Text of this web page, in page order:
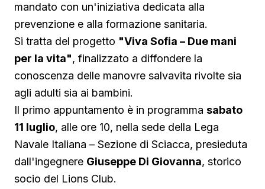
mandato con un'iniziativa dedicata alla
prevenzione e alla formazione sanitaria.
Si tratta del progetto "Viva Sofia – Due mani
per la vita", finalizzato a diffondere la
conoscenza delle manovre salvavita rivolte sia
agli adulti sia ai bambini.
Il primo appuntamento è in programma sabato
11 luglio, alle ore 10, nella sede della Lega
Navale Italiana – Sezione di Sciacca, presieduta
dall'ingegnere Giuseppe Di Giovanna, storico
socio del Lions Club.